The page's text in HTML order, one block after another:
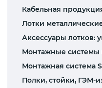
Кабельная
Лотки
Аксессуары лотков:
Монтажные системы
Монтажная система
Полки, стойки, ГЭМ-